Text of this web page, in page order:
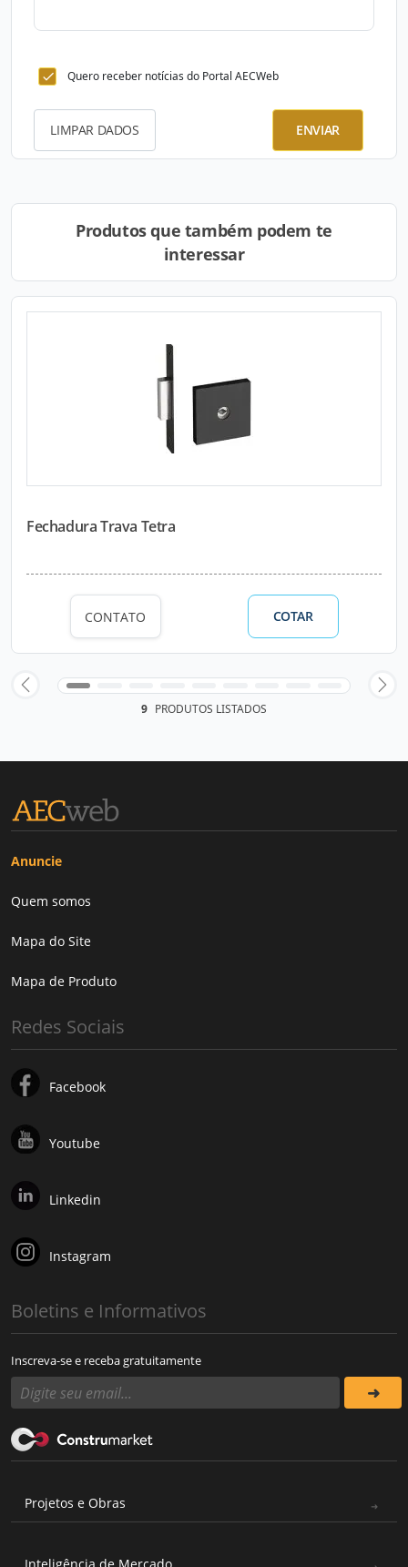
Quero receber notícias do Portal AECWeb
LIMPAR DADOS ENVIAR
Produtos que também podem te
interessar
Fechadura Trava Tetra
CONTATO COTAR
9 PRODUTOS LISTADOS
Anuncie
Quem somos
Mapa do Site
Mapa de Produto
Redes Sociais
Facebook
Youtube
Linkedin
Instagram
Boletins e Informativos
Inscreva-se e receba gratuitamente
Projetos e Obras